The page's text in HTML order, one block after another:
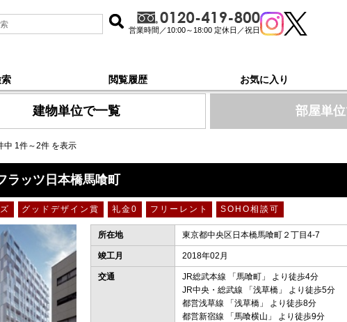
営業時間／10:00～18:00 定休日／祝日
閲覧履歴 お気に入り
草橋, 新着順 で探す
建物単位で一覧 部屋単
中 1件～2件 を表示
ラッツ日本橋馬喰町
グッドデザイン賞 礼金0 フリーレント SOHO相談可
所在地 東京都中央区日本橋馬喰町２丁目4-7
竣工月 2018年02月
交通 JR総武本線 「 馬喰町 」 より徒歩4分
JR中央・総武線 「 浅草橋 」 より徒歩5分
都営浅草線 「 浅草橋 」 より徒歩8分
都営新宿線 「 馬喰横山 」 より徒歩9分